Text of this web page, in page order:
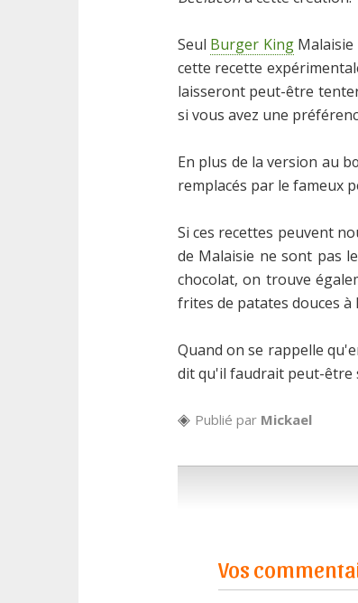
Seul Burger KingMalaisie
cette recette
laisseront peut-être
si vous avez une
En plus de la version au
remplacés par le fameux
Si ces recettes peuvent
de Malaisie ne sont pas
chocolat, on trouve
frites de patates douces à
Quand on se rappelle
dit qu'il faudrait peut-être
Publié par Mickael
Vos